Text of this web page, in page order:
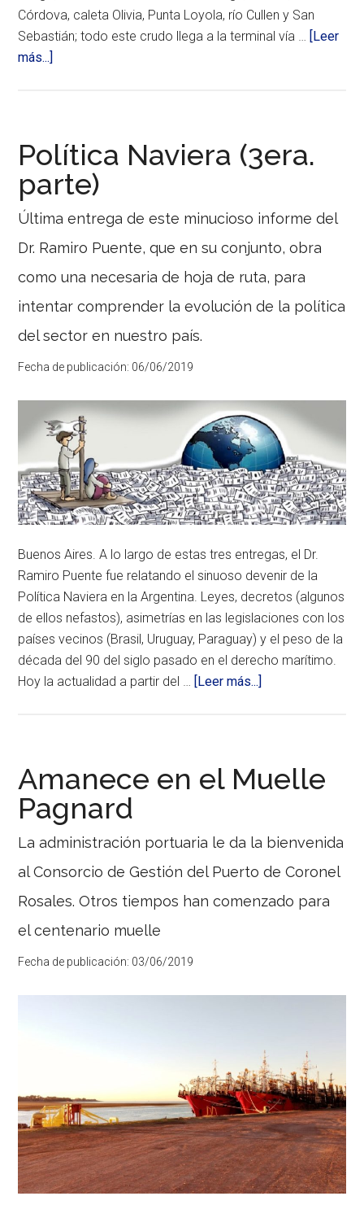
Córdova, caleta Olivia, Punta Loyola, río Cullen y San
Sebastián; todo este crudo llega a la terminal vía …
[Leer
más...]
la
planta
bombeadora
Rosales
Las
proyecciones
de
producción
de
gas
y
petróleo
de
esquisto
shale
oil,
originada
en
los
yacimientos
de
Vaca
Muerta,
a
las
empresas
a
realizar
inversiones.
Ayer
en
Vías
Navegables
Política Naviera (3era.
parte)
Última entrega de este minucioso informe del
Dr. Ramiro Puente, que en su conjunto, obra
como una necesaria de hoja de ruta, para
intentar comprender la evolución de la política
del sector en nuestro país.
Fecha de publicación: 06/06/2019
Buenos Aires. A lo largo de estas tres entregas, el Dr.
Ramiro Puente fue relatando el sinuoso devenir de la
Política Naviera en la Argentina. Leyes, decretos (algunos
de ellos nefastos), asimetrías en las legislaciones con los
países vecinos (Brasil, Uruguay, Paraguay) y el peso de la
década del 90 del siglo pasado en el derecho marítimo.
Hoy la actualidad a partir del …
[Leer más...]
parte)
de
este
minucioso
informe
Dr.
conjunto,
necesaria
de
hoja
de
ruta,
para
intentar
comprender
la
evolución
Amanece en el Muelle
Pagnard
La administración portuaria le da la bienvenida
al Consorcio de Gestión del Puerto de Coronel
Rosales. Otros tiempos han comenzado para
el centenario muelle
Fecha de publicación: 03/06/2019